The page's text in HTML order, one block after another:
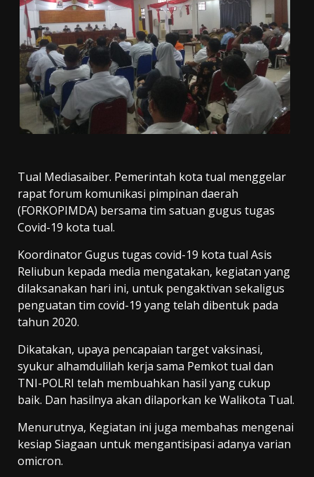
Tual Mediasaiber. Pemerintah kota tual menggelar
rapat forum komunikasi pimpinan daerah
(FORKOPIMDA) bersama tim satuan gugus tugas
Covid-19 kota tual.
Koordinator Gugus tugas covid-19 kota tual Asis
Reliubun kepada media mengatakan, kegiatan yang
dilaksanakan hari ini, untuk pengaktivan sekaligus
penguatan tim covid-19 yang telah dibentuk pada
tahun 2020.
Dikatakan, upaya pencapaian target vaksinasi,
syukur alhamdulilah kerja sama Pemkot tual dan
TNI-POLRI telah membuahkan hasil yang cukup
baik. Dan hasilnya akan dilaporkan ke Walikota Tual.
Menurutnya, Kegiatan ini juga membahas mengenai
kesiap Siagaan untuk mengantisipasi adanya varian
omicron.